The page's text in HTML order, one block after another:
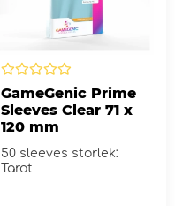
GameGenic Prime
Sleeves Clear 71 x
120 mm
50 sleeves storlek:
Tarot